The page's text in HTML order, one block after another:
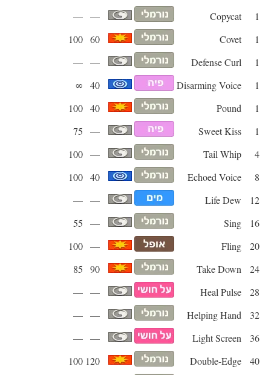
1
Copycat
—
—
1
Covet
60
100
1
Defense Curl
—
—
1
Disarming Voice
40
∞
1
Pound
40
100
1
Sweet Kiss
—
75
4
Tail Whip
—
100
8
Echoed Voice
40
100
12
Life Dew
—
—
16
Sing
—
55
20
Fling
—
100
24
Take Down
90
85
28
Heal Pulse
—
—
32
Helping Hand
—
—
36
Light Screen
—
—
40
Double-Edge
120
100